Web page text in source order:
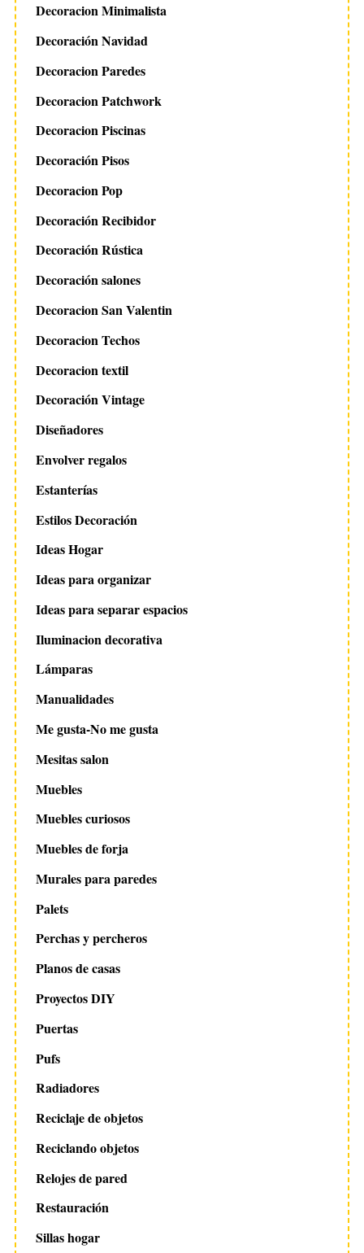
Decoracion Minimalista
Decoración Navidad
Decoracion Paredes
Decoracion Patchwork
Decoracion Piscinas
Decoración Pisos
Decoracion Pop
Decoración Recibidor
Decoración Rústica
Decoración salones
Decoracion San Valentin
Decoracion Techos
Decoracion textil
Decoración Vintage
Diseñadores
Envolver regalos
Estanterías
Estilos Decoración
Ideas Hogar
Ideas para organizar
Ideas para separar espacios
Iluminacion decorativa
Lámparas
Manualidades
Me gusta-No me gusta
Mesitas salon
Muebles
Muebles curiosos
Muebles de forja
Murales para paredes
Palets
Perchas y percheros
Planos de casas
Proyectos DIY
Puertas
Pufs
Radiadores
Reciclaje de objetos
Reciclando objetos
Relojes de pared
Restauración
Sillas hogar